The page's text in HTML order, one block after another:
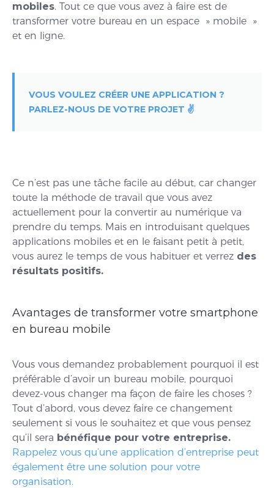
mobiles. Tout ce que vous avez à faire est de
transformer votre bureau en un espace » mobile »
et en ligne.
VOUS VOULEZ CRÉER UNE APPLICATION ?
PARLEZ-NOUS DE VOTRE PROJET ✌️
Ce n’est pas une tâche facile au début, car changer
toute la méthode de travail que vous avez
actuellement pour la convertir au numérique va
prendre du temps. Mais en introduisant quelques
applications mobiles et en le faisant petit à petit,
vous aurez le temps de vous habituer et verrez des
résultats positifs.
Avantages de transformer votre smartphone
en bureau mobile
Vous vous demandez probablement pourquoi il est
préférable d’avoir un bureau mobile, pourquoi
devez-vous changer ma façon de faire les choses ?
Tout d’abord, vous devez faire ce changement
seulement si vous le souhaitez et que vous pensez
qu’il sera bénéfique pour votre entreprise.
Rappelez vous qu’une application d’entreprise peut
également être une solution pour votre
organisation.